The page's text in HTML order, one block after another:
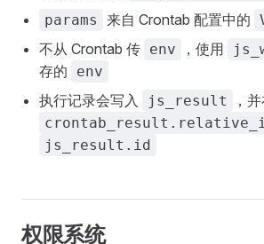
params 来自 Crontab 配置中的
不从 Crontab 传 env ，使用
存的
env
执行记录会写入 js_result ，
js_result.id
权限系统